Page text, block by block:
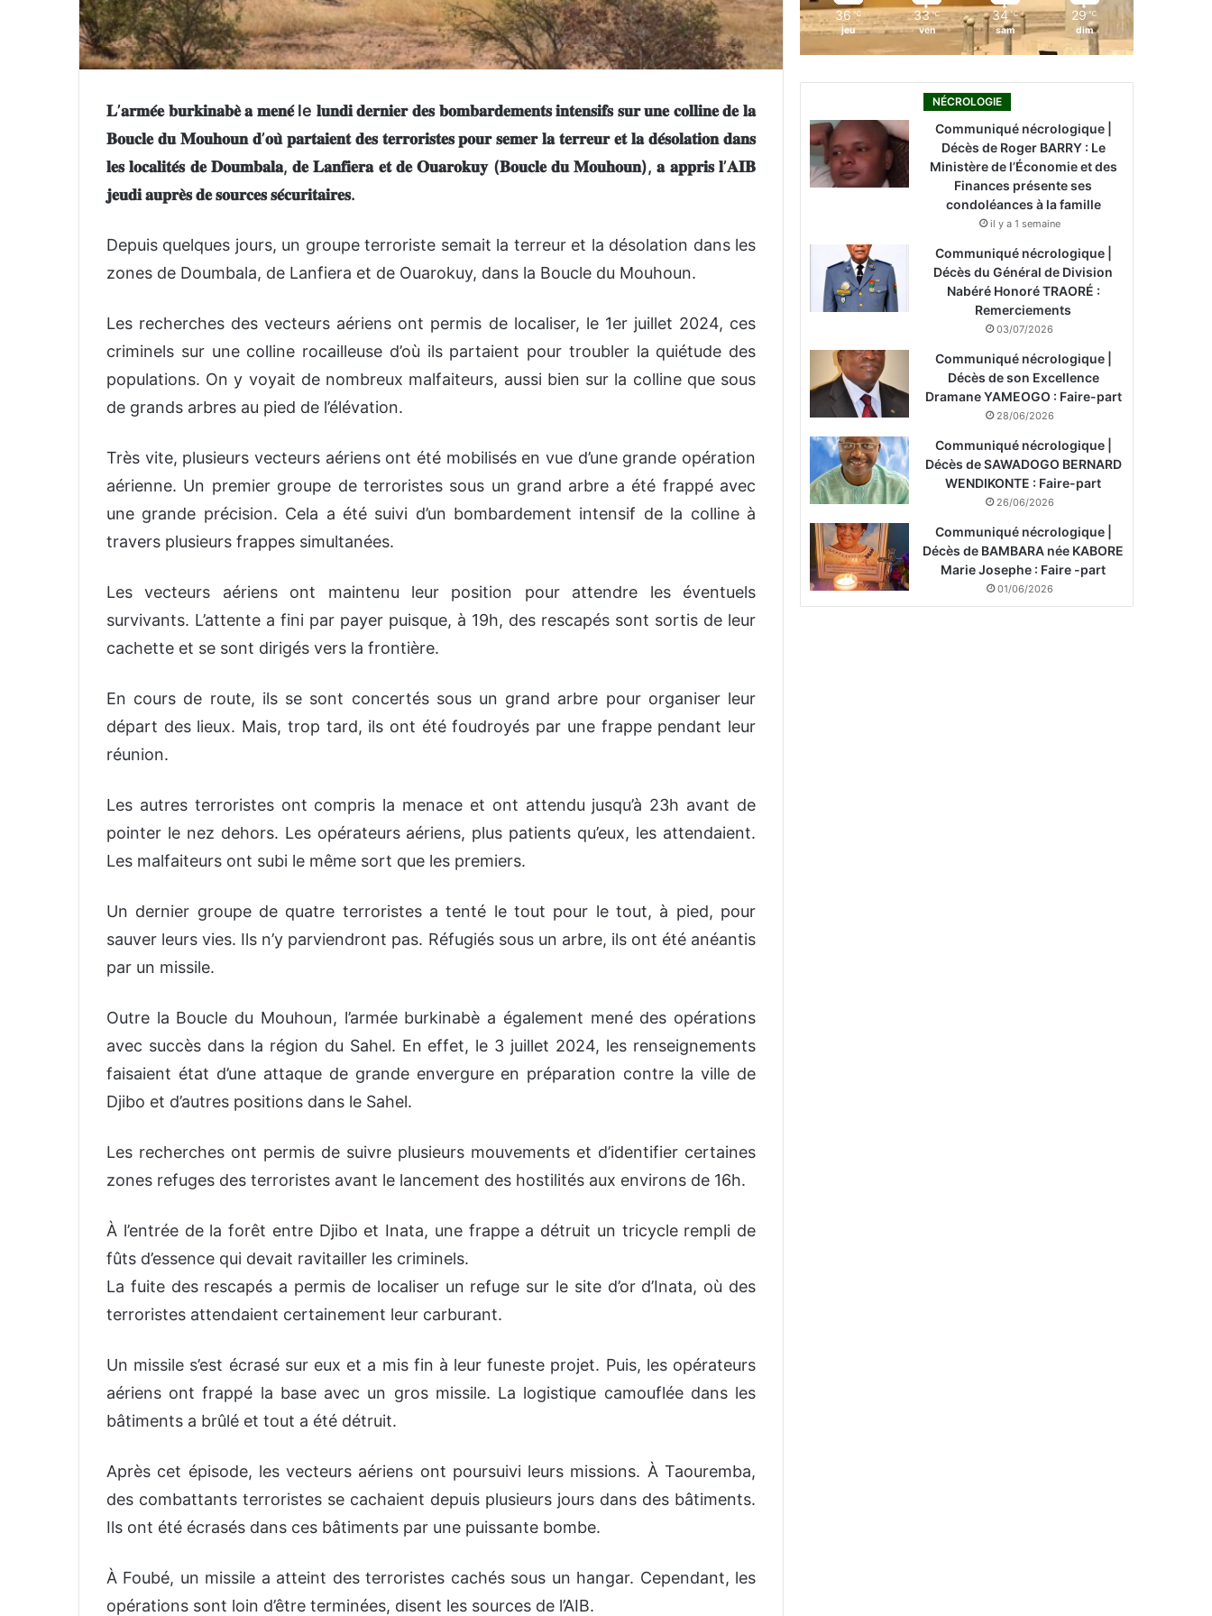
𝐋’𝐚𝐫𝐦𝐞́𝐞 𝐛𝐮𝐫𝐤𝐢𝐧𝐚𝐛𝐞̀ 𝐚 𝐦𝐞𝐧𝐞́ le 𝐥𝐮𝐧𝐝𝐢 𝐝𝐞𝐫𝐧𝐢𝐞𝐫 𝐝𝐞𝐬 𝐛𝐨𝐦𝐛𝐚𝐫𝐝𝐞𝐦𝐞𝐧𝐭𝐬 𝐢𝐧𝐭𝐞𝐧𝐬𝐢𝐟𝐬 𝐬𝐮𝐫 𝐮𝐧𝐞 𝐜𝐨𝐥𝐥𝐢𝐧𝐞 𝐝𝐞 𝐥𝐚
𝐁𝐨𝐮𝐜𝐥𝐞 𝐝𝐮 𝐌𝐨𝐮𝐡𝐨𝐮𝐧 𝐝’𝐨𝐮̀ 𝐩𝐚𝐫𝐭𝐚𝐢𝐞𝐧𝐭 𝐝𝐞𝐬 𝐭𝐞𝐫𝐫𝐨𝐫𝐢𝐬𝐭𝐞𝐬 𝐩𝐨𝐮𝐫 𝐬𝐞𝐦𝐞𝐫 𝐥𝐚 𝐭𝐞𝐫𝐫𝐞𝐮𝐫 𝐞𝐭 𝐥𝐚 𝐝𝐞́𝐬𝐨𝐥𝐚𝐭𝐢𝐨𝐧 𝐝𝐚𝐧𝐬
𝐥𝐞𝐬 𝐥𝐨𝐜𝐚𝐥𝐢𝐭𝐞́𝐬 𝐝𝐞 𝐃𝐨𝐮𝐦𝐛𝐚𝐥𝐚, 𝐝𝐞 𝐋𝐚𝐧𝐟𝐢𝐞𝐫𝐚 𝐞𝐭 𝐝𝐞 𝐎𝐮𝐚𝐫𝐨𝐤𝐮𝐲 (𝐁𝐨𝐮𝐜𝐥𝐞 𝐝𝐮 𝐌𝐨𝐮𝐡𝐨𝐮𝐧), 𝐚 𝐚𝐩𝐩𝐫𝐢𝐬 𝐥’𝐀𝐈𝐁
𝐣𝐞𝐮𝐝𝐢 𝐚𝐮𝐩𝐫𝐞̀𝐬 𝐝𝐞 𝐬𝐨𝐮𝐫𝐜𝐞𝐬 𝐬𝐞́𝐜𝐮𝐫𝐢𝐭𝐚𝐢𝐫𝐞𝐬.
Depuis quelques jours, un groupe terroriste semait la terreur et la désolation dans les
zones de Doumbala, de Lanfiera et de Ouarokuy, dans la Boucle du Mouhoun.
Les recherches des vecteurs aériens ont permis de localiser, le 1er juillet 2024, ces
criminels sur une colline rocailleuse d’où ils partaient pour troubler la quiétude des
populations. On y voyait de nombreux malfaiteurs, aussi bien sur la colline que sous
de grands arbres au pied de l’élévation.
Très vite, plusieurs vecteurs aériens ont été mobilisés en vue d’une grande opération
aérienne. Un premier groupe de terroristes sous un grand arbre a été frappé avec
une grande précision. Cela a été suivi d’un bombardement intensif de la colline à
travers plusieurs frappes simultanées.
Les vecteurs aériens ont maintenu leur position pour attendre les éventuels
survivants. L’attente a fini par payer puisque, à 19h, des rescapés sont sortis de leur
cachette et se sont dirigés vers la frontière.
En cours de route, ils se sont concertés sous un grand arbre pour organiser leur
départ des lieux. Mais, trop tard, ils ont été foudroyés par une frappe pendant leur
réunion.
Les autres terroristes ont compris la menace et ont attendu jusqu’à 23h avant de
pointer le nez dehors. Les opérateurs aériens, plus patients qu’eux, les attendaient.
Les malfaiteurs ont subi le même sort que les premiers.
Un dernier groupe de quatre terroristes a tenté le tout pour le tout, à pied, pour
sauver leurs vies. Ils n’y parviendront pas. Réfugiés sous un arbre, ils ont été anéantis
par un missile.
Outre la Boucle du Mouhoun, l’armée burkinabè a également mené des opérations
avec succès dans la région du Sahel. En effet, le 3 juillet 2024, les renseignements
faisaient état d’une attaque de grande envergure en préparation contre la ville de
Djibo et d’autres positions dans le Sahel.
Les recherches ont permis de suivre plusieurs mouvements et d’identifier certaines
zones refuges des terroristes avant le lancement des hostilités aux environs de 16h.
À l’entrée de la forêt entre Djibo et Inata, une frappe a détruit un tricycle rempli de
fûts d’essence qui devait ravitailler les criminels.
La fuite des rescapés a permis de localiser un refuge sur le site d’or d’Inata, où des
terroristes attendaient certainement leur carburant.
Un missile s’est écrasé sur eux et a mis fin à leur funeste projet. Puis, les opérateurs
aériens ont frappé la base avec un gros missile. La logistique camouflée dans les
bâtiments a brûlé et tout a été détruit.
Après cet épisode, les vecteurs aériens ont poursuivi leurs missions. À Taouremba,
des combattants terroristes se cachaient depuis plusieurs jours dans des bâtiments.
Ils ont été écrasés dans ces bâtiments par une puissante bombe.
À Foubé, un missile a atteint des terroristes cachés sous un hangar. Cependant, les
opérations sont loin d’être terminées, disent les sources de l’AIB.
36 ℃
jeu
33 ℃
ven
34 ℃
sam
29 ℃
dim
NÉCROLOGIE
Communiqué nécrologique |
Décès de Roger BARRY : Le
Ministère de l’Économie et des
Finances présente ses
condoléances à la famille
il y a 1 semaine
Communiqué nécrologique |
Décès du Général de Division
Nabéré Honoré TRAORÉ :
Remerciements
03/07/2026
Communiqué nécrologique |
Décès de son Excellence
Dramane YAMEOGO : Faire-part
28/06/2026
Communiqué nécrologique |
Décès de SAWADOGO BERNARD
WENDIKONTE : Faire-part
26/06/2026
Communiqué nécrologique |
Décès de BAMBARA née KABORE
Marie Josephe : Faire -part
01/06/2026